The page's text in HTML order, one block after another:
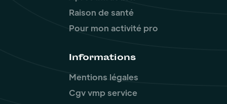
Raison de santé
Pour mon activité pro
Informations
Mentions légales
Cgv vmp service